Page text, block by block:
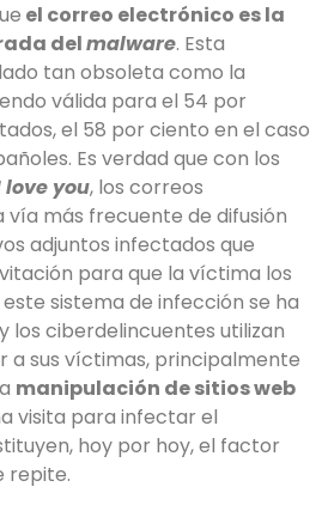
el correo electrónico es la
delmalware. Esta
tan obsoleta como la
válida para el 54 por
el 58 por ciento en el caso
Es verdad que con los
love you, los correos
más frecuente de difusión
adjuntos infectados que
para que la víctima los
sistema de infección se ha
y los ciberdelincuentes utilizan
a sus víctimas, principalmente
manipulación de sitios web
visita para infectar el
hoy por hoy, el factor
repite.